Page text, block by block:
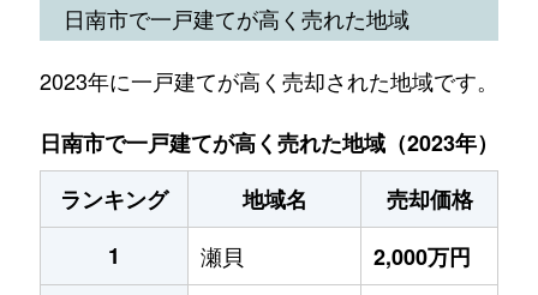
日南市で一戸建てが高く売れた地域
2023年に一戸建てが高く売却された地域です。
日南市で一戸建てが高く売れた地域（2023年）
ランキング
地域名
売却価格
1
瀬貝
2,000万円